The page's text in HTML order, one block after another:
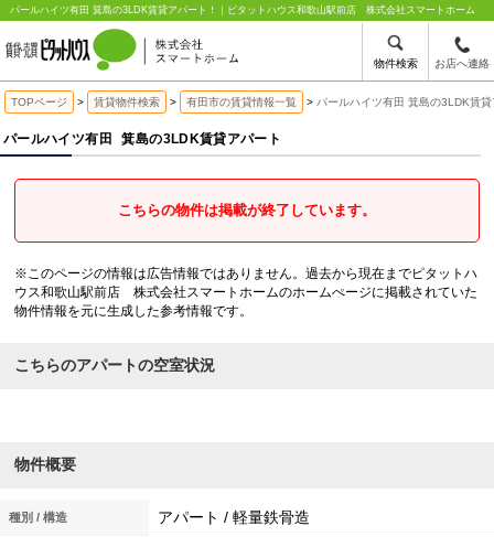
物件検索 お店へ連絡
パールハイツ有田 箕島の3LDK賃貸アパート！｜ピタットハウス和歌山駅前店 株式会社スマートホーム
TOPページ 賃貸物件検索 有田市の賃貸情報一覧 パールハイツ有田 箕島の3LDK賃
パールハイツ有田 箕島の3LDK賃貸アパート
こちらの物件は掲載が終了しています。
※このページの情報は広告情報ではありません。過去から現在までピタットハ
ウス和歌山駅前店 株式会社スマートホームのホームぺージに掲載されていた
物件情報を元に生成した参考情報です。
こちらのアパートの空室状況
物件概要
種別 / 構造 アパート / 軽量鉄骨造